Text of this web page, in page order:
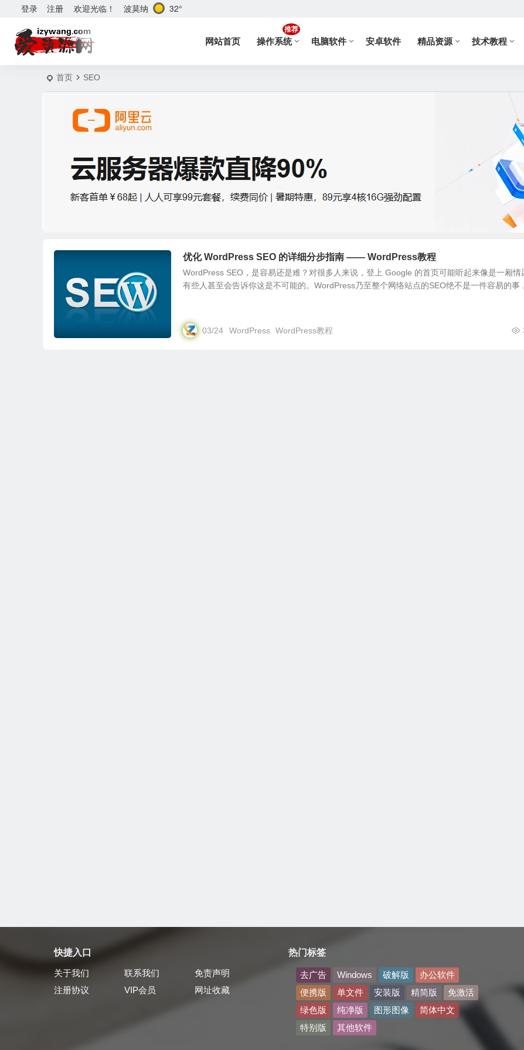
欢迎光临！
登录 注册 波莫纳 32°
网站首页 操作系统
推荐
电脑软件 安卓软件 精品资源 技术教程
首页 SEO
优化 WordPress SEO 的详细分步指南 —— WordPress教程
WordPress SEO，是容易还是难？对很多人来说，登上 Google 的首页可能听起来像是一厢情
有些人甚至会告诉你这是不可能的。WordPress乃至整个网络站点的SEO绝不是一件容易的事
03/24 WordPress WordPress教程
快捷入口
关于我们 联系我们
免责声明
注册协议
VIP会员 网址收藏
热门标签
去广告 Windows 破解版
办公软件
便携版
单文件 安装版 精简版
免激活
绿色版
纯净版 图形图像
简体中文
特别版
其他软件